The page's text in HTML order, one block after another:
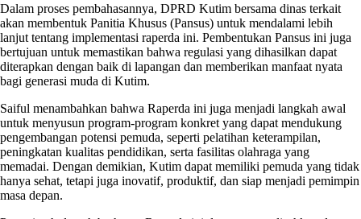
Dalam proses pembahasannya, DPRD Kutim bersama dinas terkait
akan membentuk Panitia Khusus (Pansus) untuk mendalami lebih
lanjut tentang implementasi raperda ini. Pembentukan Pansus ini juga
bertujuan untuk memastikan bahwa regulasi yang dihasilkan dapat
diterapkan dengan baik di lapangan dan memberikan manfaat nyata
bagi generasi muda di Kutim.
Saiful menambahkan bahwa Raperda ini juga menjadi langkah awal
untuk menyusun program-program konkret yang dapat mendukung
pengembangan potensi pemuda, seperti pelatihan keterampilan,
peningkatan kualitas pendidikan, serta fasilitas olahraga yang
memadai. Dengan demikian, Kutim dapat memiliki pemuda yang tidak
hanya sehat, tetapi juga inovatif, produktif, dan siap menjadi pemimpin
masa depan.